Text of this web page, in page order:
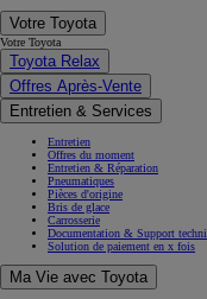
Votre Toyota
Votre Toyota
Toyota Relax
Offres Après-Vente
Entretien & Services
Entretien
Offres du moment
Entretien & Réparation
Pneumatiques
Pièces d'origine
Bris de glace
Carrosserie
Documentation & Support
Solution de paiement en x fois
Ma Vie avec Toyota